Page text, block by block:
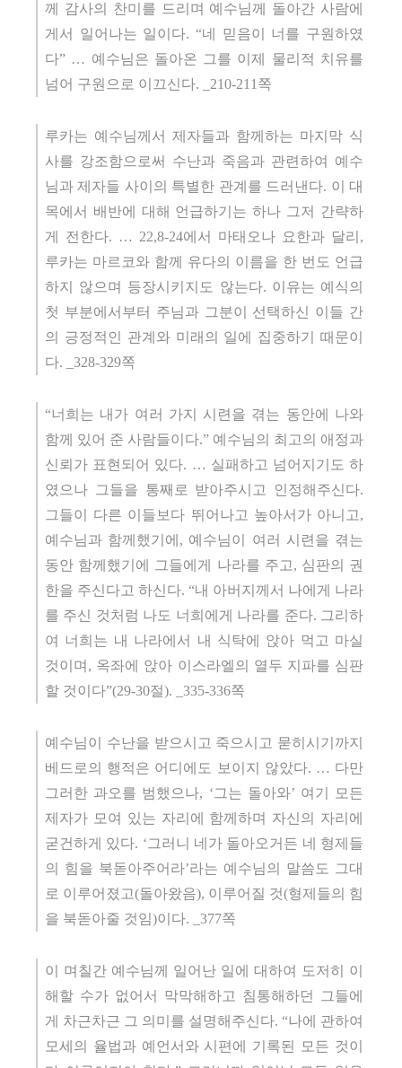
께 감사의 찬미를 드리며 예수님께 돌아간 사람에
게서 일어나는 일이다. “네 믿음이 너를 구원하였
다” … 예수님은 돌아온 그를 이제 물리적 치유를
넘어 구원으로 이끄신다. _210-211쪽
루카는 예수님께서 제자들과 함께하는 마지막 식
사를 강조함으로써 수난과 죽음과 관련하여 예수
님과 제자들 사이의 특별한 관계를 드러낸다. 이 대
목에서 배반에 대해 언급하기는 하나 그저 간략하
게 전한다. … 22,8-24에서 마태오나 요한과 달리,
루카는 마르코와 함께 유다의 이름을 한 번도 언급
하지 않으며 등장시키지도 않는다. 이유는 예식의
첫 부분에서부터 주님과 그분이 선택하신 이들 간
의 긍정적인 관계와 미래의 일에 집중하기 때문이
다. _328-329쪽
“너희는 내가 여러 가지 시련을 겪는 동안에 나와
함께 있어 준 사람들이다.” 예수님의 최고의 애정과
신뢰가 표현되어 있다. … 실패하고 넘어지기도 하
였으나 그들을 통째로 받아주시고 인정해주신다.
그들이 다른 이들보다 뛰어나고 높아서가 아니고,
예수님과 함께했기에, 예수님이 여러 시련을 겪는
동안 함께했기에 그들에게 나라를 주고, 심판의 권
한을 주신다고 하신다. “내 아버지께서 나에게 나라
를 주신 것처럼 나도 너희에게 나라를 준다. 그리하
여 너희는 내 나라에서 내 식탁에 앉아 먹고 마실
것이며, 옥좌에 앉아 이스라엘의 열두 지파를 심판
할 것이다”(29-30절). _335-336쪽
예수님이 수난을 받으시고 죽으시고 묻히시기까지
베드로의 행적은 어디에도 보이지 않았다. … 다만
그러한 과오를 범했으나, ‘그는 돌아와’ 여기 모든
제자가 모여 있는 자리에 함께하며 자신의 자리에
굳건하게 있다. ‘그러니 네가 돌아오거든 네 형제들
의 힘을 북돋아주어라’라는 예수님의 말씀도 그대
로 이루어졌고(돌아왔음), 이루어질 것(형제들의 힘
을 북돋아줄 것임)이다. _377쪽
이 며칠간 예수님께 일어난 일에 대하여 도저히 이
해할 수가 없어서 막막해하고 침통해하던 그들에
게 차근차근 그 의미를 설명해주신다. “나에 관하여
모세의 율법과 예언서와 시편에 기록된 모든 것이